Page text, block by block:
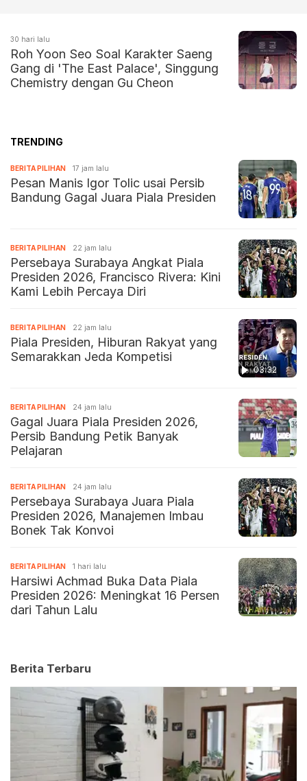
30 hari lalu
Roh Yoon Seo Soal Karakter Saeng
Gang di 'The East Palace', Singgung
Chemistry dengan Gu Cheon
TRENDING
BERITA PILIHAN 17 jam lalu
Pesan Manis Igor Tolic usai Persib
Bandung Gagal Juara Piala Presiden
BERITA PILIHAN 22 jam lalu
Persebaya Surabaya Angkat Piala
Presiden 2026, Francisco Rivera: Kini
Kami Lebih Percaya Diri
03:32
BERITA PILIHAN 22 jam lalu
Piala Presiden, Hiburan Rakyat yang
Semarakkan Jeda Kompetisi
BERITA PILIHAN 24 jam lalu
Gagal Juara Piala Presiden 2026,
Persib Bandung Petik Banyak
Pelajaran
BERITA PILIHAN 24 jam lalu
Persebaya Surabaya Juara Piala
Presiden 2026, Manajemen Imbau
Bonek Tak Konvoi
BERITA PILIHAN 1 hari lalu
Harsiwi Achmad Buka Data Piala
Presiden 2026: Meningkat 16 Persen
dari Tahun Lalu
Berita Terbaru